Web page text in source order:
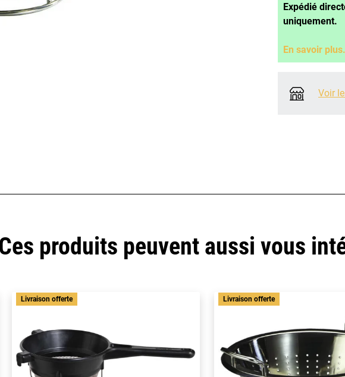
Expédié
uniquement.
En savoir plus.
Voir
produits peuvent aussi vous
Livraison offerte Livraison offerte